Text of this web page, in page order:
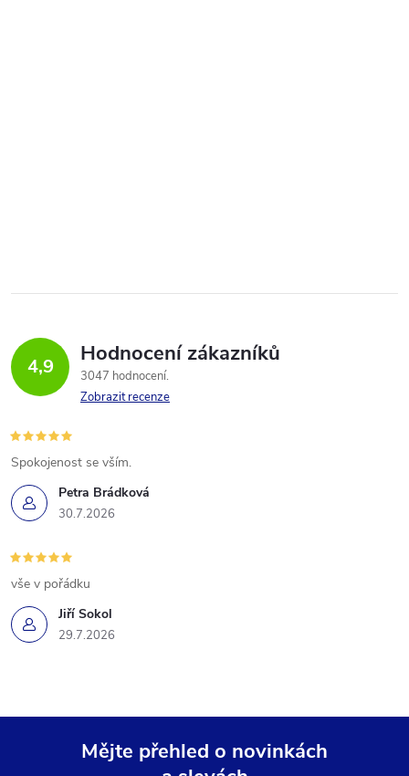
4,9 Hodnocení zákazníků
3047 hodnocení
Zobrazit recenze
Petra Brádková
30.7.2026
Spokojenost se vším.
Jiří Sokol
29.7.2026
vše v pořádku
Mějte přehled o novinkách